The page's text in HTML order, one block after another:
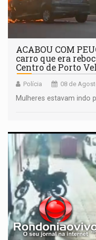
ACABOU COM
carro que era
Centro de Porto
Polícia 08 de
Mulheres estavam indo